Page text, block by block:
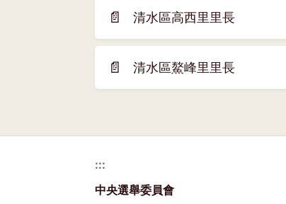
新
視
窗)
📄 清水區高西里里長
(另
開
新
視
窗)
📄 清水區鰲峰里里長
(另
開
:::
中央選舉委員會